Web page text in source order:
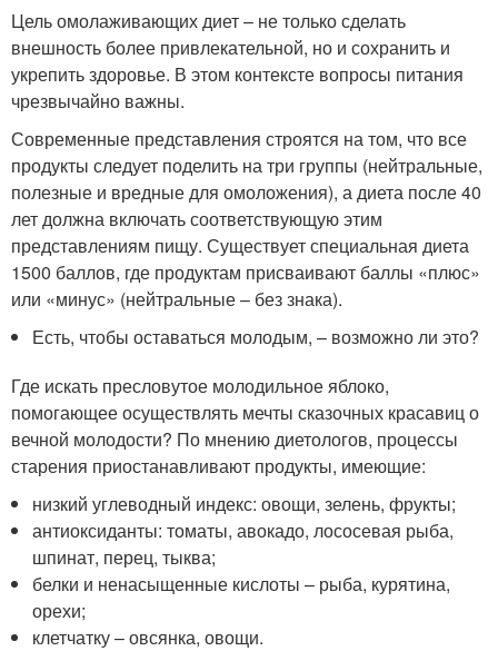
Цель омолаживающих диет – не только сделать
внешность более привлекательной, но и сохранить и
укрепить здоровье. В этом контексте вопросы питания
чрезвычайно важны.
Современные представления строятся на том, что все
продукты следует поделить на три группы (нейтральные,
полезные и вредные для омоложения), а диета после 40
лет должна включать соответствующую этим
представлениям пищу. Существует специальная диета
1500 баллов, где продуктам присваивают баллы «плюс»
или «минус» (нейтральные – без знака).
Есть, чтобы оставаться молодым, – возможно ли это?
Где искать пресловутое молодильное яблоко,
помогающее осуществлять мечты сказочных красавиц о
вечной молодости? По мнению диетологов, процессы
старения приостанавливают продукты, имеющие:
низкий углеводный индекс: овощи, зелень, фрукты;
антиоксиданты: томаты, авокадо, лососевая рыба,
шпинат, перец, тыква;
белки и ненасыщенные кислоты – рыба, курятина,
орехи;
клетчатку – овсянка, овощи.